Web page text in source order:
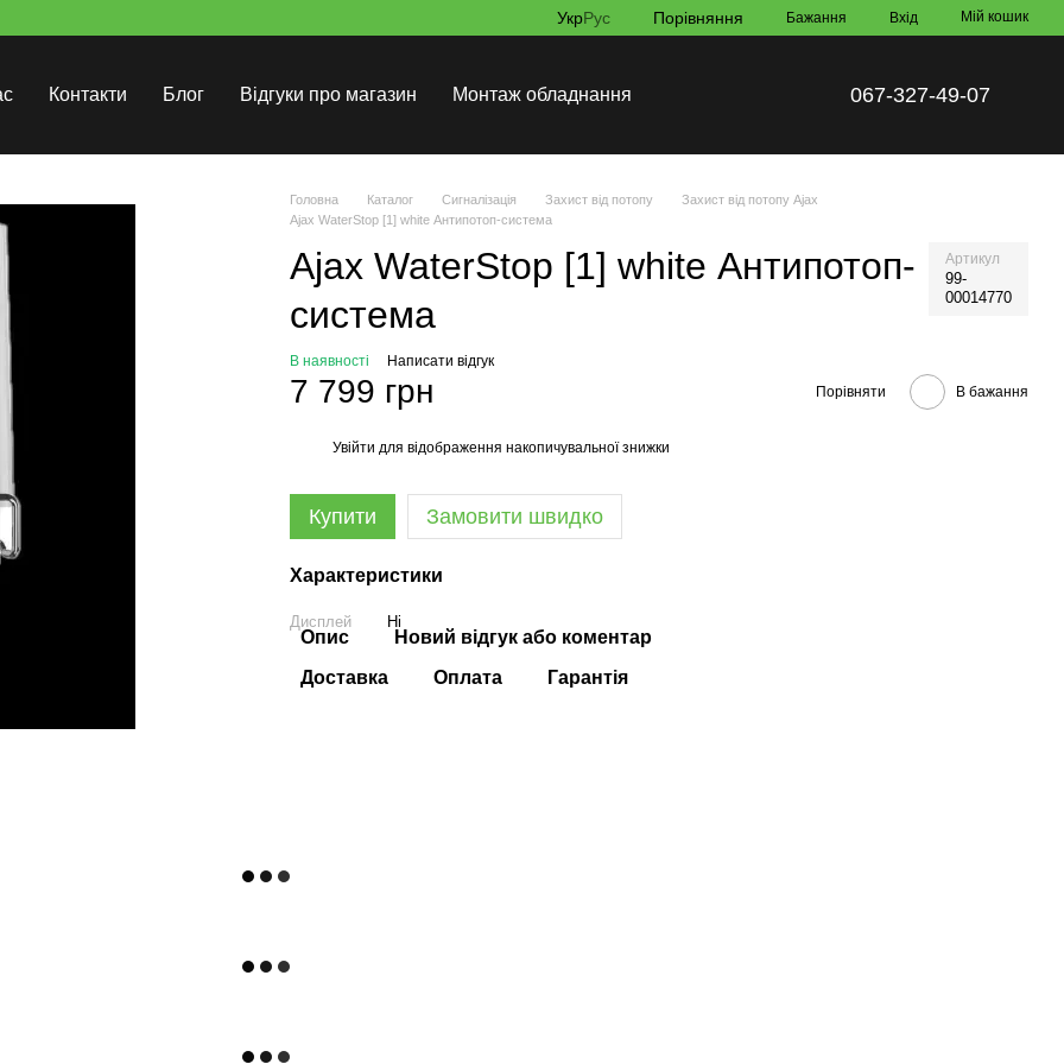
УкрРус Порівняння Бажання Вхід Мій кошик
Контакти Блог Відгуки про магазин Монтаж обладнання 067-327-49-07
Головна Каталог Сигналізація Захист від потопу
Захист від потопу Ajax
Ajax WaterStop [1] white Антипотоп-система
Ajax WaterStop [1] white Антипотоп-
система
Артикул
99-
00014770
В наявності Написати відгук
7 799 грн Порівняти В бажання
Увійти для відображення накопичувальної знижки
Купити Замовити швидко
Характеристики
Дисплей Ні
Опис
Новий відгук або коментар
Доставка
Оплата Гарантія